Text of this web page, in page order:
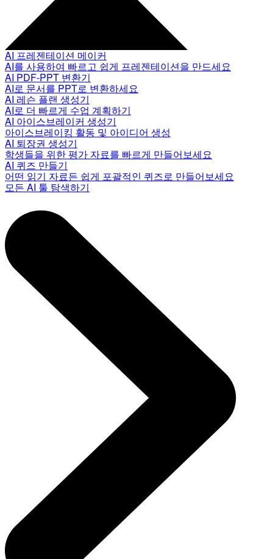
AI 프레젠테이션 메이커
AI를 사용하여 빠르고 쉽게 프레젠테이션을 만드세요
AI PDF-PPT 변환기
AI로 문서를 PPT로 변환하세요
AI 레슨 플랜 생성기
AI로 더 빠르게 수업 계획하기
AI 아이스브레이커 생성기
아이스브레이킹 활동 및 아이디어 생성
AI 퇴장권 생성기
학생들을 위한 평가 자료를 빠르게 만들어보세요
AI 퀴즈 만들기
어떤 읽기 자료든 쉽게 포괄적인 퀴즈로 만들어보세요
모든 AI 툴 탐색하기